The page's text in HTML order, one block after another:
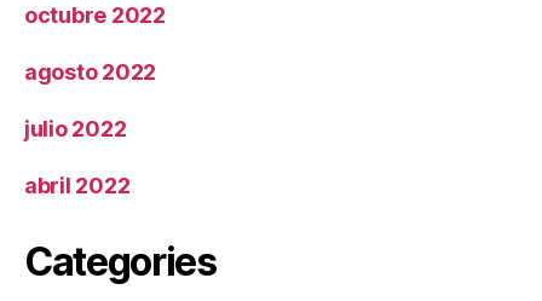
octubre 2022
agosto 2022
julio 2022
abril 2022
Categories